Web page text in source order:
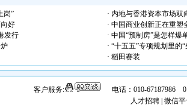
岗”
· 内地与香港资本市场双
好
· 中国商业创新正在重塑
发行
· 中国“预制房”是怎样爆
· “十五五”专项规划里的
· 稻田赛装
客户服务:
电话：010-67187986
人才招聘 微信